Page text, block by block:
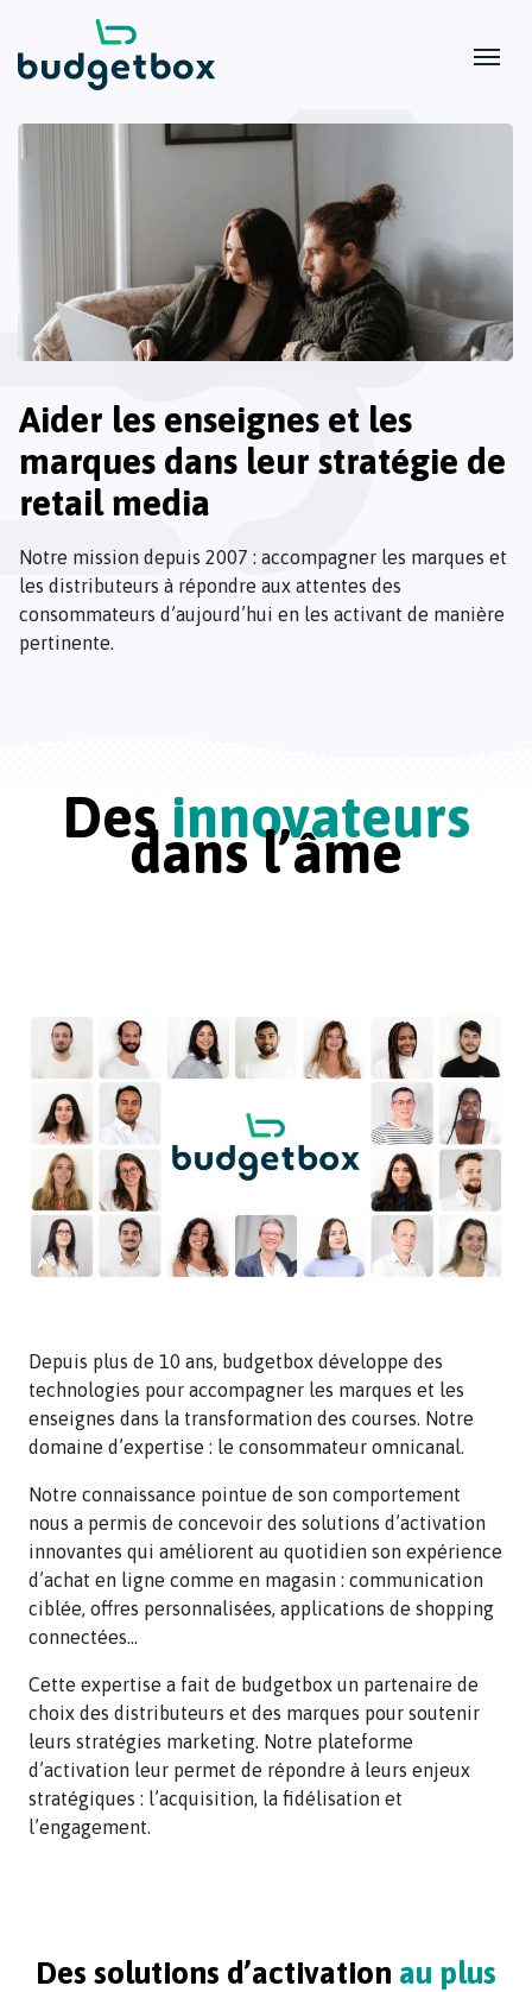
Aider les enseignes et les
marques dans leur stratégie de
retail media
Notre mission depuis 2007 : accompagner les marques et
les distributeurs à répondre aux attentes des
consommateurs d’aujourd’hui en les activant de manière
pertinente.
Des innovateurs
dans l’âme
Depuis plus de 10 ans, budgetbox développe des
technologies pour accompagner les marques et les
enseignes dans la transformation des courses. Notre
domaine d’expertise : le consommateur omnicanal.
Notre connaissance pointue de son comportement
nous a permis de concevoir des solutions d’activation
innovantes qui améliorent au quotidien son expérience
d’achat en ligne comme en magasin : communication
ciblée, offres personnalisées, applications de shopping
connectées…
Cette expertise a fait de budgetbox un partenaire de
choix des distributeurs et des marques pour soutenir
leurs stratégies marketing. Notre plateforme
d’activation leur permet de répondre à leurs enjeux
stratégiques : l’acquisition, la fidélisation et
l’engagement.
Des solutions d’activation au plus